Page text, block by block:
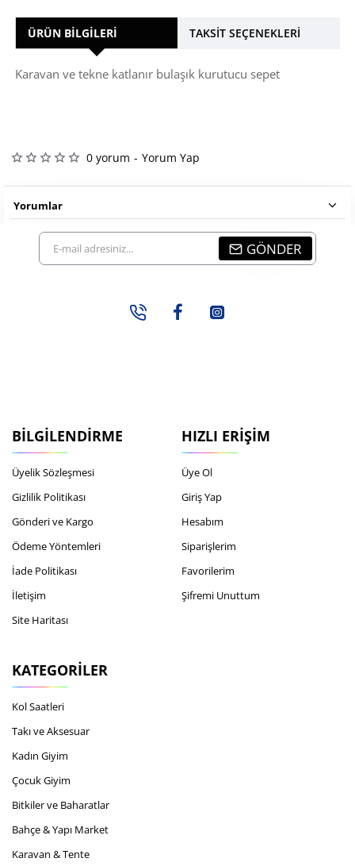
0 yorum - Yorum Yap
ÜRÜN BILGILERI TAKSIT SEÇENEKLERI
Karavan ve tekne katlanır bulaşık kurutucu sepet
Yorumlar
E-
mail
GÖNDER
BILGILENDIRME
Üyelik Sözleşmesi
Gizlilik Politikası
Gönderi ve Kargo
Ödeme Yöntemleri
İade Politikası
İletişim
Site Haritası
HIZLI ERIŞIM
Üye Ol
Giriş Yap
Hesabım
Siparişlerim
Favorilerim
Şifremi Unuttum
KATEGORILER
Kol Saatleri
Takı ve Aksesuar
Kadın Giyim
Çocuk Giyim
Bitkiler ve Baharatlar
Bahçe & Yapı Market
Karavan & Tente